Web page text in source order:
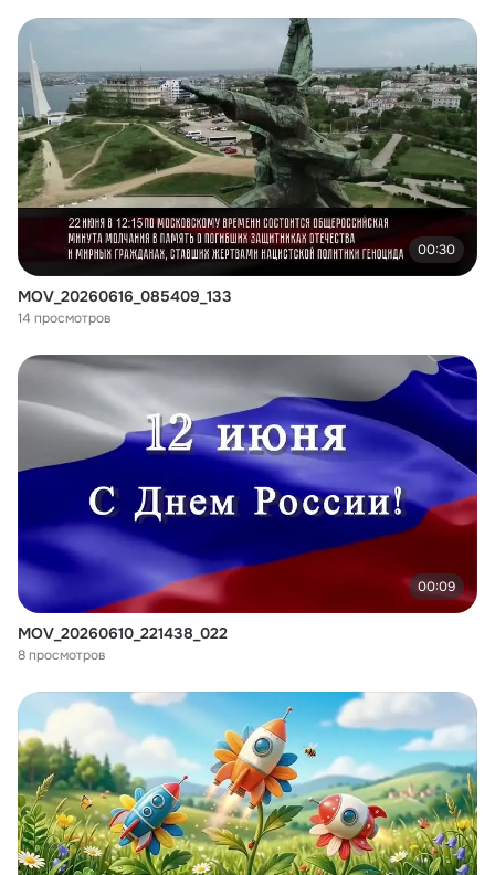
00:30
MOV_20260616_085409_133
14 просмотров
00:09
MOV_20260610_221438_022
8 просмотров